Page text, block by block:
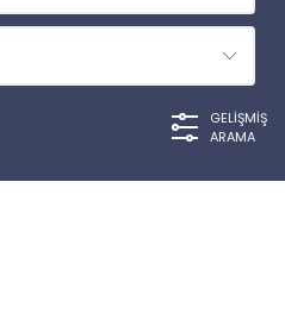
GELIŞMIŞ
ARAMA